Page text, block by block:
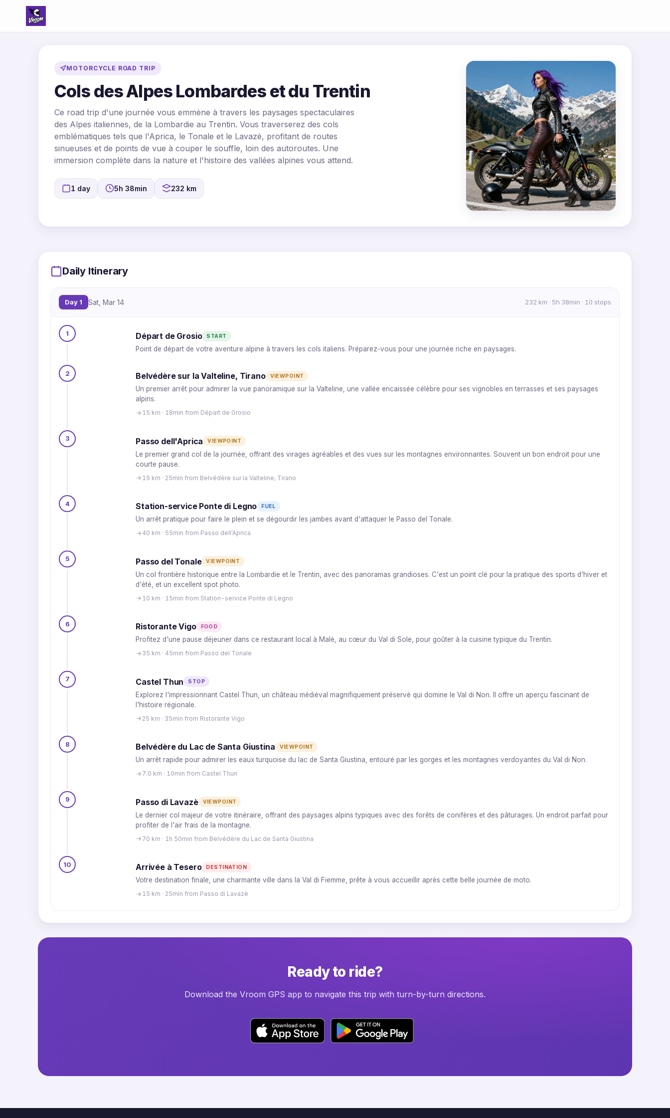
MOTORCYCLE ROAD TRIP
Cols des Alpes Lombardes et du Trentin
Ce road trip d'une journée vous emmène à travers les paysages spectaculaires
des Alpes italiennes, de la Lombardie au Trentin. Vous traverserez des cols
emblématiques tels que l'Aprica, le Tonale et le Lavazè, profitant de routes
sinueuses et de points de vue à couper le souffle, loin des autoroutes. Une
immersion complète dans la nature et l'histoire des vallées alpines vous attend.
1 day 5h 38min 232 km
2
MapLibre|OpenFreeMap © OpenMapTilesData fromOpenStreetMap
Daily Itinerary
Day 1 Sat, Mar 14 232 km · 5h 38min · 10 stops
1 Départ de Grosio START
Point de départ de votre aventure alpine à travers les cols italiens. Préparez-vous pour une journée riche en paysages.
2 Belvédère sur la Valteline, Tirano VIEWPOINT
Un premier arrêt pour admirer la vue panoramique sur la Valteline, une vallée encaissée célèbre pour ses vignobles en terrasses et ses paysages
alpins.
15 km · 18min from Départ de Grosio
3 Passo dell'Aprica VIEWPOINT
Le premier grand col de la journée, offrant des virages agréables et des vues sur les montagnes environnantes. Souvent un bon endroit pour une
courte pause.
15 km · 25min from Belvédère sur la Valteline, Tirano
4 Station-service Ponte di Legno FUEL
Un arrêt pratique pour faire le plein et se dégourdir les jambes avant d'attaquer le Passo del Tonale.
40 km · 55min from Passo dell'Aprica
5 Passo del Tonale VIEWPOINT
Un col frontière historique entre la Lombardie et le Trentin, avec des panoramas grandioses. C'est un point clé pour la pratique des sports d'hiver et
d'été, et un excellent spot photo.
10 km · 15min from Station-service Ponte di Legno
6 Ristorante Vigo FOOD
Profitez d'une pause déjeuner dans ce restaurant local à Malè, au cœur du Val di Sole, pour goûter à la cuisine typique du Trentin.
35 km · 45min from Passo del Tonale
7 Castel Thun STOP
Explorez l'impressionnant Castel Thun, un château médiéval magnifiquement préservé qui domine le Val di Non. Il offre un aperçu fascinant de
l'histoire régionale.
25 km · 35min from Ristorante Vigo
8 Belvédère du Lac de Santa Giustina VIEWPOINT
Un arrêt rapide pour admirer les eaux turquoise du lac de Santa Giustina, entouré par les gorges et les montagnes verdoyantes du Val di Non.
7.0 km · 10min from Castel Thun
9 Passo di Lavazè VIEWPOINT
Le dernier col majeur de votre itinéraire, offrant des paysages alpins typiques avec des forêts de conifères et des pâturages. Un endroit parfait pour
profiter de l'air frais de la montagne.
70 km · 1h 50min from Belvédère du Lac de Santa Giustina
10 Arrivée à Tesero DESTINATION
Votre destination finale, une charmante ville dans la Val di Fiemme, prête à vous accueillir après cette belle journée de moto.
15 km · 25min from Passo di Lavazè
Ready to ride?
Download the Vroom GPS app to navigate this trip with turn-by-turn directions.